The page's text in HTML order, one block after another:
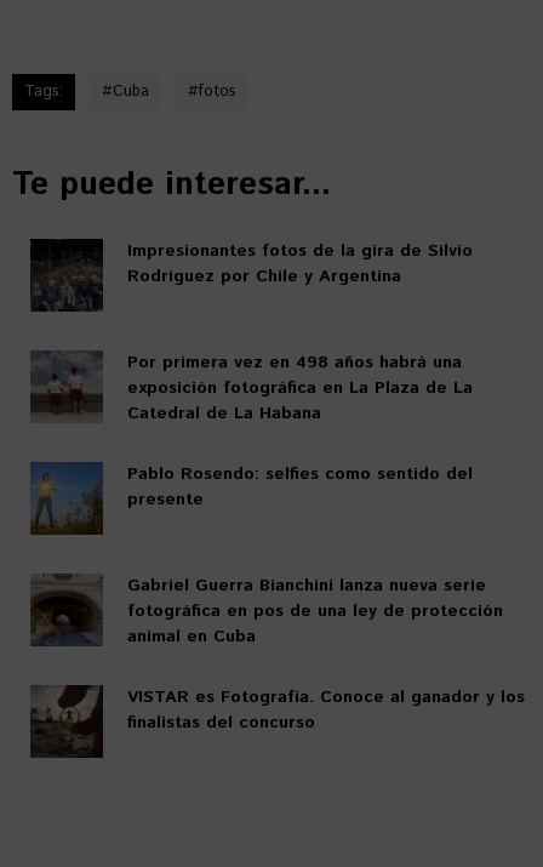
Tags: #Cuba #fotos
Te puede interesar...
Impresionantes fotos de la gira de Silvio
Rodríguez por Chile y Argentina
Por primera vez en 498 años habrá una
exposición fotográfica en La Plaza de La
Catedral de La Habana
Pablo Rosendo: selfies como sentido del
presente
Gabriel Guerra Bianchini lanza nueva serie
fotográfica en pos de una ley de protección
animal en Cuba
VISTAR es Fotografía. Conoce al ganador y los
finalistas del concurso